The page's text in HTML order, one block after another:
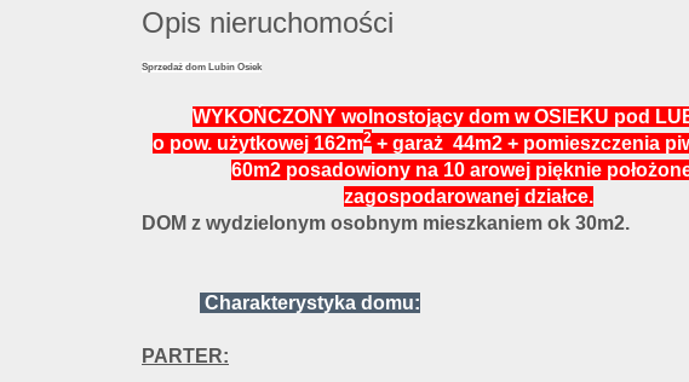
Opis nieruchomości
Sprzedaż dom Lubin Osiek
WYKOŃCZONY wolnostojący dom w OSIEKU pod
o pow. użytkowej 162m2 + garaż 44m2 + pomieszczenia
60m2 posadowiony na 10 arowej pięknie
zagospodarowanej działce.
DOM z wydzielonym osobnym mieszkaniem ok 30m2.
Charakterystyka domu:
PARTER: